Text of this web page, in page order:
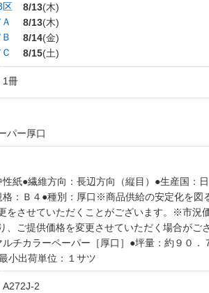
区 8/13(木)
8/13(木)
8/14(金)
8/15(土)
1冊
パー厚口
性紙●繊維方向：長辺方向（縦目）●生産国：
格：Ｂ４●種別：厚口※商品供給の安定化を図
をさせていただくことがございます。※市況
、ご提供価格を変更させていただく場合がご
ルチカラーペーパー［厚口］●坪量：約９０．
小出荷単位：１サツ
A272J-2